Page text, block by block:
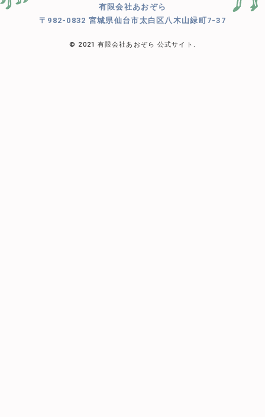
有限会社あおぞら
〒982-0832 宮城県仙台市太白区八木山緑町7-37
© 2021 有限会社あおぞら 公式サイト.